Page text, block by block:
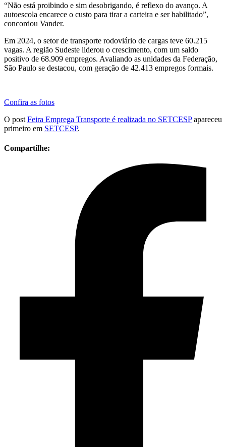
“Não está proibindo e sim desobrigando, é reflexo do avanço. A
autoescola encarece o custo para tirar a carteira e ser habilitado”,
concordou Vander.
Em 2024, o setor de transporte rodoviário de cargas teve 60.215
vagas. A região Sudeste liderou o crescimento, com um saldo
positivo de 68.909 empregos. Avaliando as unidades da Federação,
São Paulo se destacou, com geração de 42.413 empregos formais.
Confira as fotos
O post Feira Emprega Transporte é realizada no SETCESPapareceu
primeiro em SETCESP.
Compartilhe: